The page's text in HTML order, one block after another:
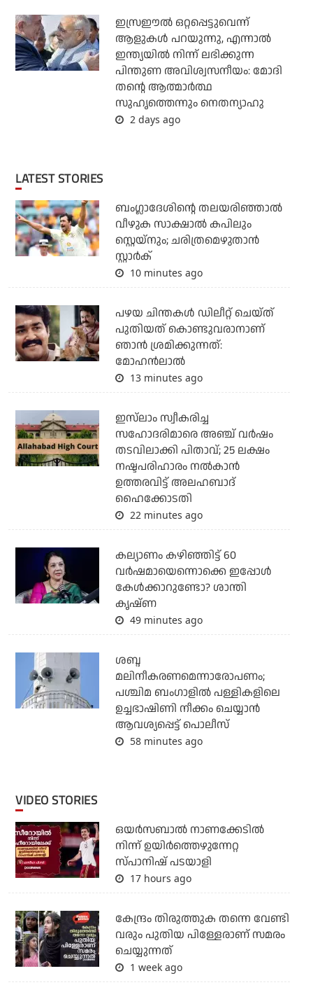
ഇസ്രഈല്‍ ഒറ്റപ്പെട്ടുവെന്ന്
ആളുകള്‍ പറയുന്നു, എന്നാല്‍
ഇന്ത്യയില്‍ നിന്ന് ലഭിക്കുന്ന
പിന്തുണ അവിശ്വസനീയം: മോദി
തന്റെ ആത്മാര്‍ത്ഥ
സുഹൃത്തെന്നും നെതന്യാഹു
2 days ago
LATEST STORIES
ബംഗ്ലാദേശിന്റെ തലയരിഞ്ഞാല്‍
വീഴുക സാക്ഷാല്‍ കപിലും
സ്റ്റെയ്‌നും; ചരിത്രമെഴുതാന്‍
സ്റ്റാര്‍ക്
10 minutes ago
പഴയ ചിന്തകള്‍ ഡിലീറ്റ് ചെയ്ത്
പുതിയത് കൊണ്ടുവരാനാണ്
ഞാന്‍ ശ്രമിക്കുന്നത്:
മോഹന്‍ലാല്‍
13 minutes ago
ഇസ്‌ലാം സ്വീകരിച്ച
സഹോദരിമാരെ അഞ്ച് വര്‍ഷം
തടവിലാക്കി പിതാവ്; 25 ലക്ഷം
നഷ്ടപരിഹാരം നല്‍കാന്‍
ഉത്തരവിട്ട് അലഹബാദ്
ഹൈക്കോടതി
22 minutes ago
കല്യാണം കഴിഞ്ഞിട്ട് 60
വർഷമായെന്നൊക്കെ ഇപ്പോൾ
കേൾക്കാറുണ്ടോ? ശാന്തി
കൃഷ്ണ
49 minutes ago
ശബ്ദ
മലിനീകരണമെന്നാരോപണം;
പശ്ചിമ ബംഗാളില്‍ പള്ളികളിലെ
ഉച്ചഭാഷിണി നീക്കം ചെയ്യാന്‍
ആവശ്യപ്പെട്ട് പൊലീസ്
58 minutes ago
VIDEO STORIES
ഒയര്‍സബാൽ നാണക്കേടിൽ
നിന്ന് ഉയിർത്തെഴുന്നേറ്റ
സ്പാനിഷ് പടയാളി
17 hours ago
കേന്ദ്രം തിരുത്തുക തന്നെ വേണ്ടി
വരും പുതിയ പിള്ളേരാണ് സമരം
ചെയ്യുന്നത്
1 week ago